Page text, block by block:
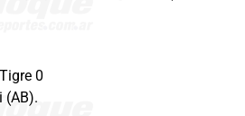
0
(AB).